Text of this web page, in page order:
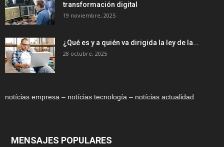
transformación digital
19 noviembre, 2025
¿Qué es y a quién va dirigida la ley de la...
28 octubre, 2025
notícias empresa – notícias tecnología – notícias actualidad
MENSAJES POPULARES